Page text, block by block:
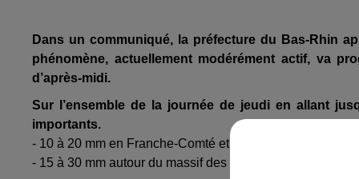
Dans un communiqué, la préfecture du Bas-Rhin
phénomène, actuellement modérément actif, va
d’après-midi.
Sur l’ensemble de la journée de jeudi en allant
importants.
- 10 à 20 mm en Franche-Comté et sur la Plaine
- 15 à 30 mm autour du massif des Vosges, localement 40